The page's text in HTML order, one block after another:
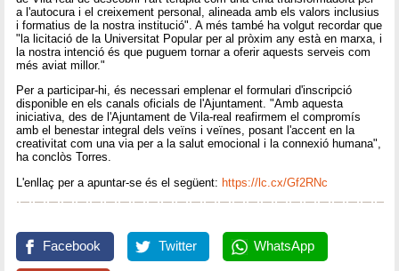
a l'autocura i el creixement personal, alineada amb els valors inclusius
i formatius de la nostra institució". A més també ha volgut recordar que
"la licitació de la Universitat Popular per al pròxim any està en marxa, i
la nostra intenció és que puguem tornar a oferir aquests serveis com
més aviat millor."
Per a participar-hi, és necessari emplenar el formulari d'inscripció
disponible en els canals oficials de l'Ajuntament. "Amb aquesta
iniciativa, des de l'Ajuntament de Vila-real reafirmem el compromís
amb el benestar integral dels veïns i veïnes, posant l'accent en la
creativitat com una via per a la salut emocional i la connexió humana",
ha conclòs Torres.
L'enllaç per a apuntar-se és el següent: https://lc.cx/Gf2RNc
Facebook Twitter WhatsApp